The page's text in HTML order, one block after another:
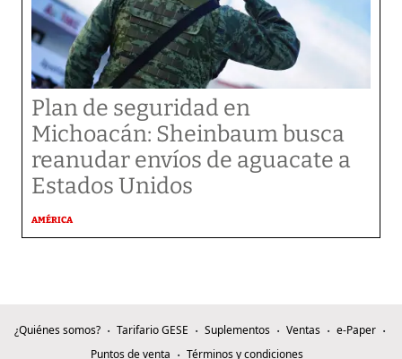
Plan de seguridad en
Michoacán: Sheinbaum busca
reanudar envíos de aguacate a
Estados Unidos
AMÉRICA
¿Quiénes somos? Tarifario GESE Suplementos Ventas
e-Paper
Puntos de venta
Términos y condiciones